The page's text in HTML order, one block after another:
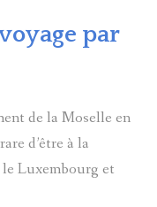
par
de la Moselle en
d’être à la
Luxembourg et